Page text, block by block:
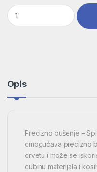
Spiralna burgija za drvo
Opis
Precizno bušenje –
omogućava precizno
drvetu i može se
dubinu materijala i